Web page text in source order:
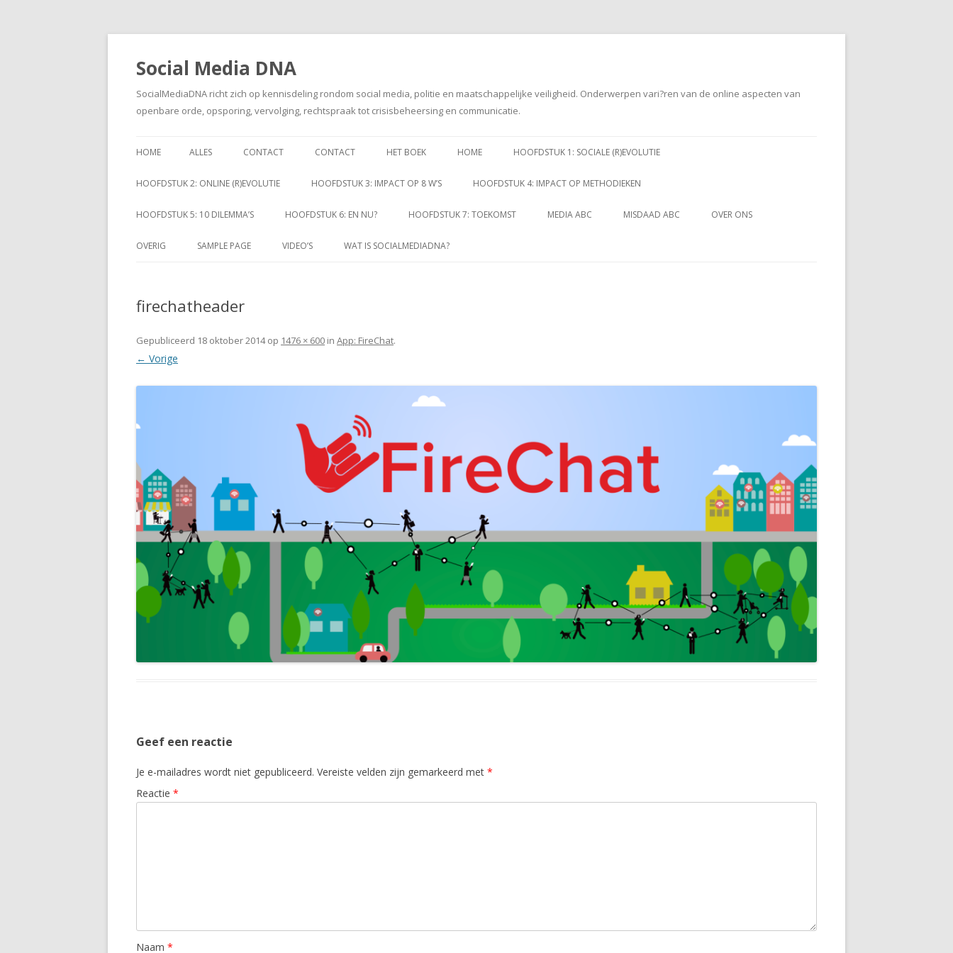
Social Media DNA
SocialMediaDNA richt zich op kennisdeling rondom social media, politie en maatschappelijke veiligheid. Onderwerpen vari?ren van de online aspecten van
openbare orde, opsporing, vervolging, rechtspraak tot crisisbeheersing en communicatie.
naar
HOME ALLES CONTACT CONTACT HET BOEK HOME HOOFDSTUK 1: SOCIALE (R)EVOLUTIE
HOOFDSTUK 2: ONLINE (R)EVOLUTIE HOOFDSTUK 3: IMPACT OP 8 W’S HOOFDSTUK 4: IMPACT OP METHODIEKEN
HOOFDSTUK 5: 10 DILEMMA’S HOOFDSTUK 6: EN NU? HOOFDSTUK 7: TOEKOMST MEDIA ABC MISDAAD ABC OVER ONS
OVERIG SAMPLE PAGE VIDEO’S WAT IS SOCIALMEDIADNA?
firechatheader
Gepubliceerd 18 oktober 2014op 1476 × 600 in App: FireChat.
← Vorige
Geef een reactie
Je e-mailadres wordt niet gepubliceerd. Vereiste velden zijn gemarkeerd met *
Reactie *
Naam *